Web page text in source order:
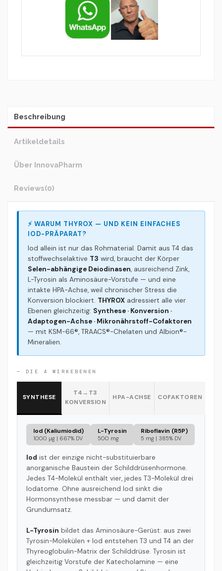
Beschreibung
Artikeldetails
Über InnovaPharm
Reviews(0)
⚡ WARUM THYROX — UND KEIN EINFACHES
IOD-PRÄPARAT?
Iod allein ist nur das Rohmaterial. Damit aus T4 das
stoffwechselaktive T3 wird, braucht der Körper
Selen-abhängige Deiodinasen, ausreichend Zink,
L-Tyrosin als Aminosäure-Vorstufe — und eine
intakte HPA-Achse, weil chronischer Stress die
Konversion blockiert. THYROX adressiert alle vier
Ebenen gleichzeitig: Synthese · Konversion ·
Adaptogen-Achse · Mikronährstoff-Cofaktoren
— mit KSM-66®, TRAACS®-Chelaten und Albion®-
Mineralien.
— DIE 4 WIRKEBENEN
SYNTHESE
T4→T3
KONVERSION
HPA-ACHSE COFAKTOREN
Iod (Kaliumiodid)
1000 µg | 667% DV
L-Tyrosin
500 mg
Riboflavin (R5P)
5 mg | 385% DV
Iod ist der einzige nicht-substituierbare
anorganische Baustein der Schilddrüsenhormone.
Jedes T4-Molekül enthält vier, jedes T3-Molekül drei
Iodatome. Ohne ausreichend Iod sinkt die
Hormonsynthese messbar — und damit der
Grundumsatz.
L-Tyrosin bildet das Aminosäure-Gerüst: aus zwei
Tyrosin-Molekülen + Iod entstehen T3 und T4 an der
Thyreoglobulin-Matrix der Schilddrüse. Tyrosin ist
gleichzeitig Vorstufe der Katecholamine — eine